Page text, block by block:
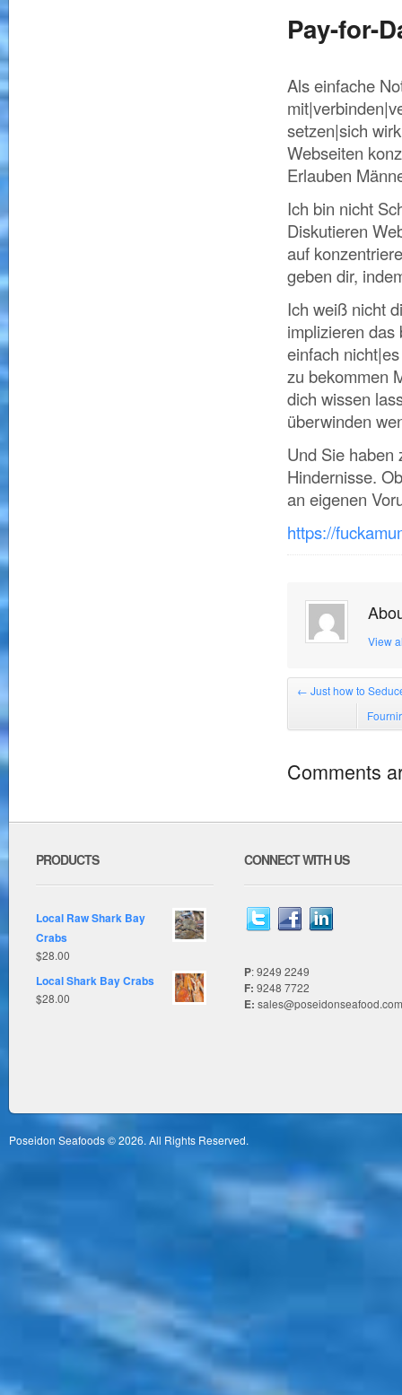
Pay-for-
Als einfache
setzen|sich
Webseiten
Erlauben
Ich bin nicht
Diskutieren
auf
geben dir,
Ich weiß nicht
implizieren
einfach
zu bekommen
dich wissen
überwinden
Und Sie haben
Hindernisse.
an eigenen
https://
View
← Just how to
Comments
PRODUCTS
Local Raw Shark Bay
Crabs
$28.00
Local Shark Bay Crabs
$28.00
CONNECT WITH US
P: 9249 2249
F: 9248 7722
E:
Poseidon Seafoods © 2026. All Rights Reserved.